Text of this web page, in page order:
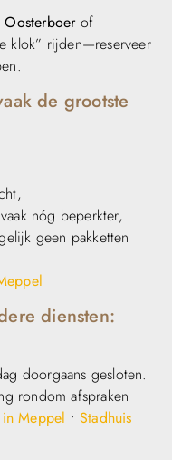
Oosterboerof
klok” rijden—reserveer
de grootste
nóg beperkter,
geen pakketten
diensten:
doorgaans gesloten.
rondom afspraken
Meppel •Stadhuis